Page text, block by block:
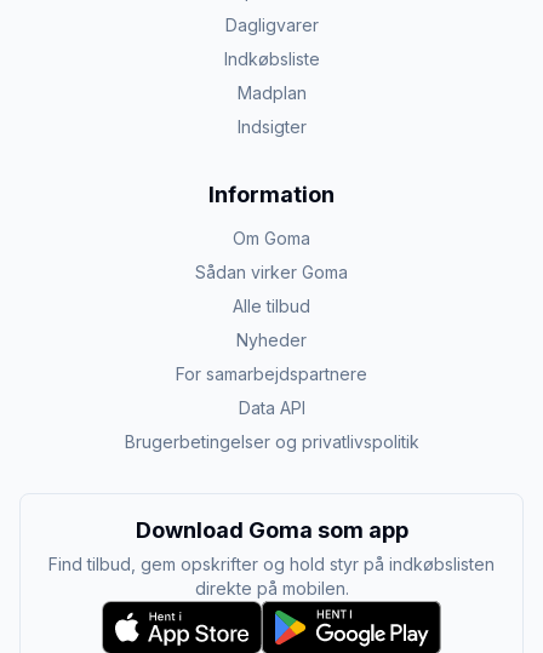
Dagligvarer
Indkøbsliste
Madplan
Indsigter
Information
Om Goma
Sådan virker Goma
Alle tilbud
Nyheder
For samarbejdspartnere
Data API
Brugerbetingelser og privatlivspolitik
Download Goma som app
Find tilbud, gem opskrifter og hold styr på indkøbslisten
direkte på mobilen.